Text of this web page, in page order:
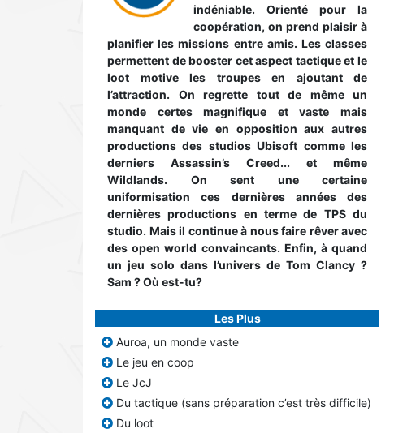
indéniable. Orienté pour la
coopération, on prend plaisir à
planifier les missions entre amis. Les classes
permettent de booster cet aspect tactique et le
loot motive les troupes en ajoutant de
l’attraction. On regrette tout de même un
monde certes magnifique et vaste mais
manquant de vie en opposition aux autres
productions des studios Ubisoft comme les
derniers Assassin’s Creed... et même
Wildlands. On sent une certaine
uniformisation ces dernières années des
dernières productions en terme de TPS du
studio. Mais il continue à nous faire rêver avec
des open world convaincants. Enfin, à quand
un jeu solo dans l’univers de Tom Clancy ?
Sam ? Où est-tu?
Les Plus
Auroa, un monde vaste
Le jeu en coop
Le JcJ
Du tactique (sans préparation c’est très difficile)
Du loot